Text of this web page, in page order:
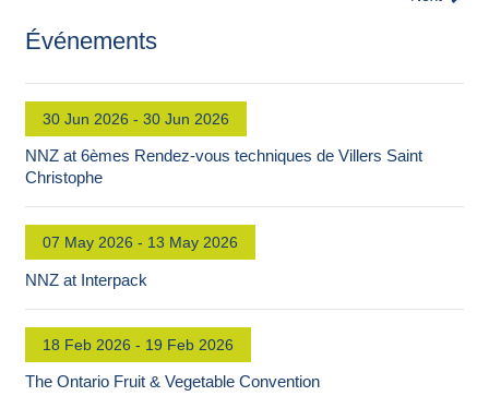
Événements
30 Jun 2026 - 30 Jun 2026
NNZ at 6èmes Rendez-vous techniques de Villers Saint
Christophe
07 May 2026 - 13 May 2026
NNZ at Interpack
18 Feb 2026 - 19 Feb 2026
The Ontario Fruit & Vegetable Convention